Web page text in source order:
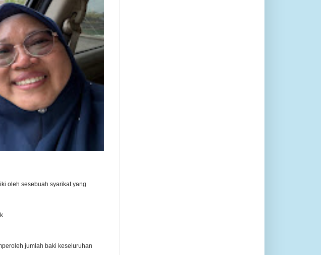
oleh sesebuah syarikat yang
jumlah baki keseluruhan